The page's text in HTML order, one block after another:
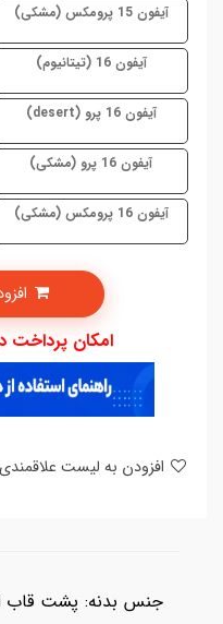
آیفون 15 پرومکس (مشکی)
آیفون 16 (تیتانیوم)
آیفون 16 پرو (desert)
آیفون 16 پرو (مشکی)
آیفون 16 پرومکس (مشکی)
امکان پرداخت در 4 قسط با